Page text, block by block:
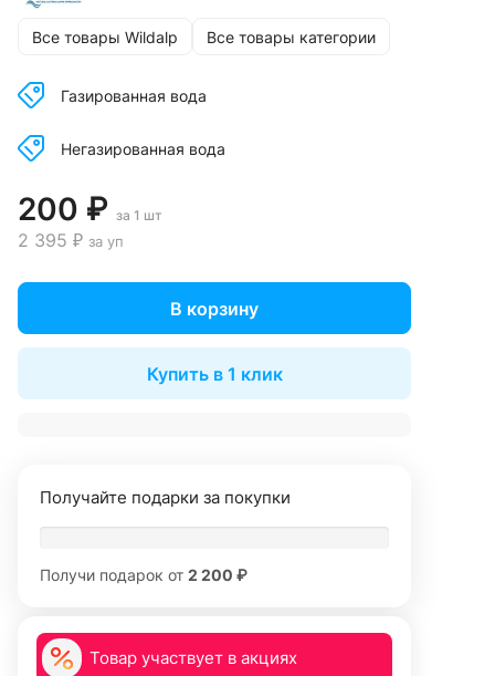
Все товары Wildalp Все товары категории
Газированная вода
Негазированная вода
200 ₽ за 1 шт
2 395 ₽ за уп
В корзину
Купить в 1 клик
Получайте подарки за покупки
Получи подарок от 2 200 ₽
Товар участвует в акциях